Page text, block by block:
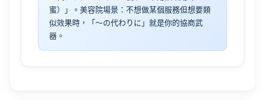
蜜）」。美容院場景：不想做某個服務但想要類
似效果時，「〜の代わりに」就是你的協商武
器。